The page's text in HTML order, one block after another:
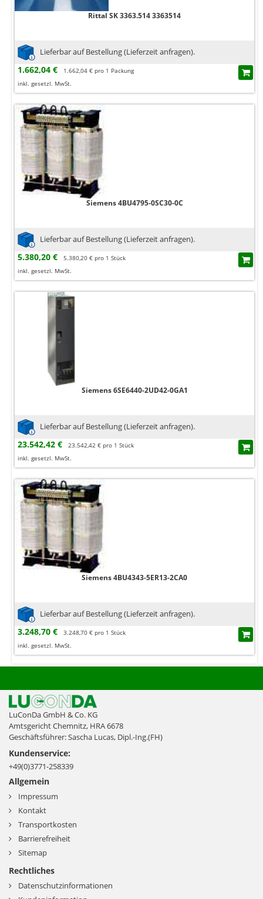
Rittal SK 3363.514 3363514
Lieferbar auf Bestellung (Lieferzeit anfragen).
1.662,04 €
1.662,04 € pro 1 Packung
inkl. gesetzl. MwSt.
Siemens 4BU4795-0SC30-0C
Lieferbar auf Bestellung (Lieferzeit anfragen).
5.380,20 €
5.380,20 € pro 1 Stück
inkl. gesetzl. MwSt.
Siemens 6SE6440-2UD42-0GA1
Lieferbar auf Bestellung (Lieferzeit anfragen).
23.542,42 €
23.542,42 € pro 1 Stück
inkl. gesetzl. MwSt.
Siemens 4BU4343-5ER13-2CA0
Lieferbar auf Bestellung (Lieferzeit anfragen).
3.248,70 €
3.248,70 € pro 1 Stück
inkl. gesetzl. MwSt.
LuConDa GmbH & Co. KG
Amtsgericht Chemnitz, HRA 6678
Geschäftsführer: Sascha Lucas, Dipl.-Ing.(FH)
Kundenservice:
+49(0)3771-258339
Allgemein
Impressum
Kontakt
Transportkosten
Barrierefreiheit
Sitemap
Rechtliches
Datenschutzinformationen